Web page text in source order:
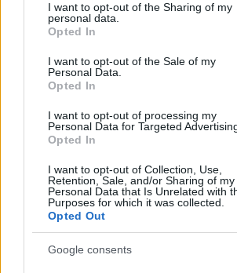
I want to opt-out of the Sharing of my
personal data.
Opted In
I want to opt-out of the Sale of my
Personal Data.
Opted In
I want to opt-out of processing my
Personal Data for Targeted
Opted In
I want to opt-out of Collection, Use,
Retention, Sale, and/or Sharing of my
Personal Data that Is Unrelated with
Purposes for which it was collected.
Opted Out
Google consents
19h30
Biarritz